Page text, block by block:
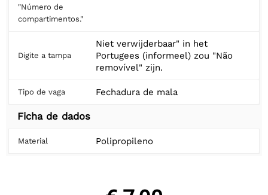
"Número de
compartimentos."
Digite a tampa
Niet verwijderbaar" in het
Portugees (informeel) zou "Não
removível" zijn.
Tipo de vaga Fechadura de mala
Ficha de dados
Material Polipropileno